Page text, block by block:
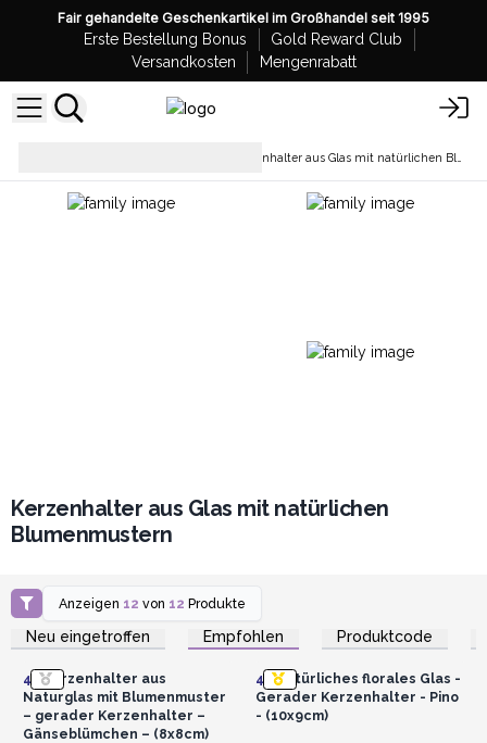
Fair gehandelte Geschenkartikel im Großhandel seit 1995
Erste Bestellung Bonus
Gold Reward Club
Versandkosten
Mengenrabatt
Kerzenhalter aus Glas mit natürlichen
Blumenmustern
Anzeigen 12 von 12 Produkte
Neu eingetroffen Empfohlen Produktcode
Anmelden oder
Registrieren für
Großhandelspreise
4x Kerzenhalter aus
Naturglas mit Blumenmuster
– gerader Kerzenhalter –
Gänseblümchen – (8x8cm)
Registrieren für
Großhandelspreise
4x Natürliches florales Glas -
Gerader Kerzenhalter - Pino
- (10x9cm)